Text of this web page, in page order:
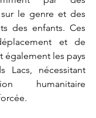
le genre et des
des enfants. Ces
et de
les pays
Lacs, nécessitant
humanitaire